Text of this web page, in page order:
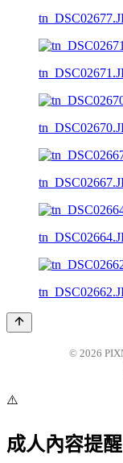
© 2026
⚠️
成人內容提醒